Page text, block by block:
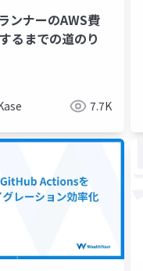
ンナーのAWS費
るまでの道のり
7.7K